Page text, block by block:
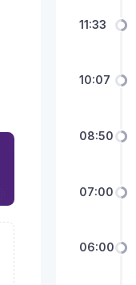
11:33
10:07
08:50
07:00
06:00